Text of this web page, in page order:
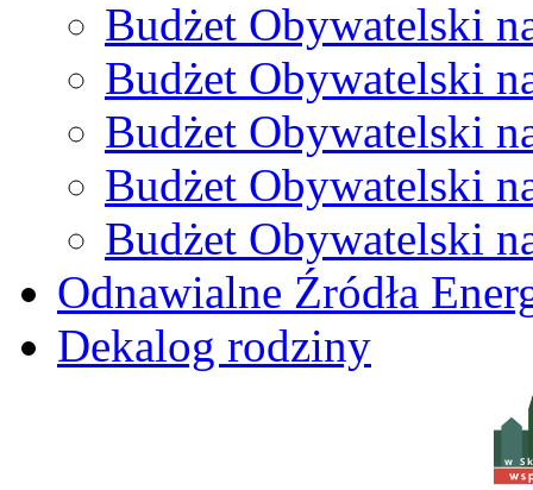
Budżet Obywatelski
Budżet Obywatelski
Budżet Obywatelski
Budżet Obywatelski
Budżet Obywatelski
Odnawialne Źródła
Dekalog rodziny
w